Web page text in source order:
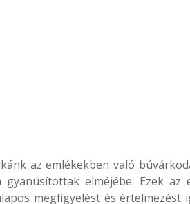
az emlékekben való
elméjébe. Ezek az
megfigyelést és értelmezést